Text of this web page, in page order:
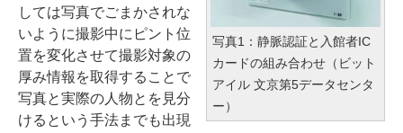
写真1：静脈認証と入館者IC
カードの組み合わせ（ビット
アイル 文京第5データセンタ
ー）
しては写真でごまかされな
いように撮影中にピント位
置を変化させて撮影対象の
厚み情報を取得することで
写真と実際の人物とを見分
けるという手法までも出現